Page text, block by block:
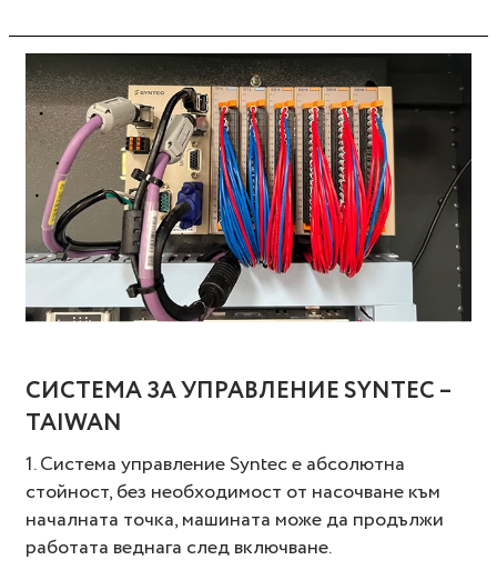
СИСТЕМА ЗА УПРАВЛЕНИЕ SYNTEC –
TAIWAN
1. Система управление Syntec е абсолютна
стойност, без необходимост от насочване към
началната точка, машината може да продължи
работата веднага след включване.